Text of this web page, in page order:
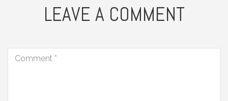
LEAVE A COMMENT